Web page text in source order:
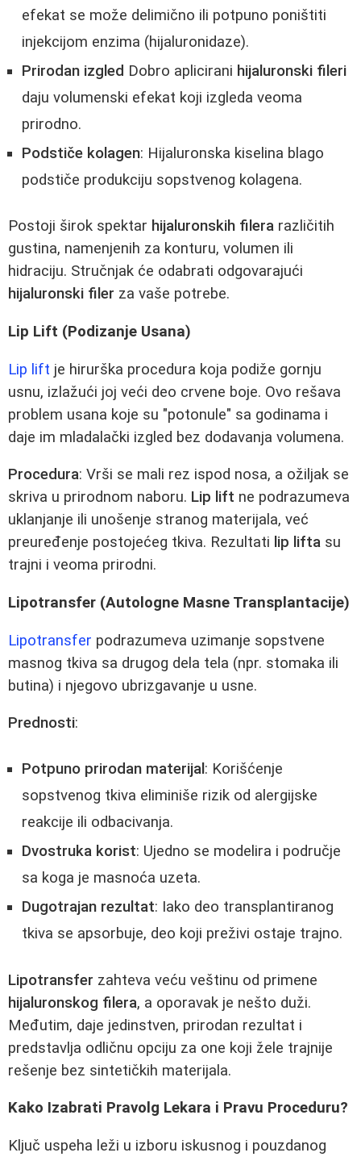
efekat se može delimično ili potpuno poništiti
injekcijom enzima (hijaluronidaze).
Prirodan izgled Dobro aplicirani hijaluronski fileri
daju volumenski efekat koji izgleda veoma
prirodno.
Podstiče kolagen: Hijaluronska kiselina blago
podstiče produkciju sopstvenog kolagena.
Postoji širok spektar hijaluronskih filera različitih
gustina, namenjenih za konturu, volumen ili
hidraciju. Stručnjak će odabrati odgovarajući
hijaluronski filer za vaše potrebe.
Lip Lift (Podizanje Usana)
Lip lift je hirurška procedura koja podiže gornju
usnu, izlažući joj veći deo crvene boje. Ovo rešava
problem usana koje su "potonule" sa godinama i
daje im mladalački izgled bez dodavanja volumena.
Procedura: Vrši se mali rez ispod nosa, a ožiljak se
skriva u prirodnom naboru. Lip lift ne podrazumeva
uklanjanje ili unošenje stranog materijala, već
preuređenje postojećeg tkiva. Rezultati lip lifta su
trajni i veoma prirodni.
Lipotransfer (Autologne Masne Transplantacije)
Lipotransfer podrazumeva uzimanje sopstvene
masnog tkiva sa drugog dela tela (npr. stomaka ili
butina) i njegovo ubrizgavanje u usne.
Prednosti:
Potpuno prirodan materijal : Korišćenje
sopstvenog tkiva eliminiše rizik od alergijske
reakcije ili odbacivanja.
Dvostruka korist: Ujedno se modelira i područje
sa koga je masnoća uzeta.
Dugotrajan rezultat: Iako deo transplantiranog
tkiva se apsorbuje, deo koji preživi ostaje trajno.
Lipotransfer zahteva veću veštinu od primene
hijaluronskog filera, a oporavak je nešto duži.
Međutim, daje jedinstven, prirodan rezultat i
predstavlja odličnu opciju za one koji žele trajnije
rešenje bez sintetičkih materijala.
Kako Izabrati Pravolg Lekara i Pravu Proceduru?
Ključ uspeha leži u izboru iskusnog i pouzdanog